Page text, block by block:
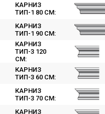
КАРНИЗ
ТИП-1 80 СМ:
КАРНИЗ
ТИП-1 90 СМ:
КАРНИЗ
ТИП-3 120
СМ:
КАРНИЗ
ТИП-3 60 СМ:
КАРНИЗ
ТИП-3 70 СМ:
КАРНИЗ